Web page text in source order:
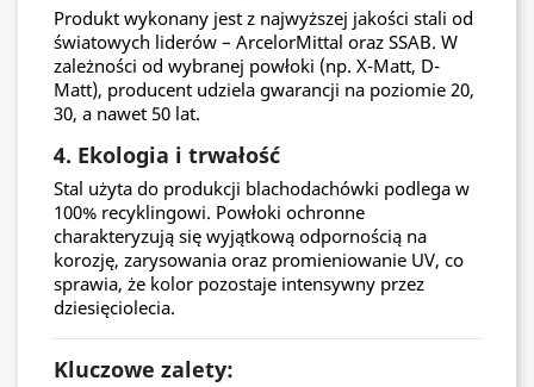
Produkt wykonany jest z najwyższej jakości stali od
światowych liderów – ArcelorMittal oraz SSAB. W
zależności od wybranej powłoki (np. X-Matt, D-
Matt), producent udziela gwarancji na poziomie 20,
30, a nawet 50 lat.
4. Ekologia i trwałość
Stal użyta do produkcji blachodachówki podlega w
100% recyklingowi. Powłoki ochronne
charakteryzują się wyjątkową odpornością na
korozję, zarysowania oraz promieniowanie UV, co
sprawia, że kolor pozostaje intensywny przez
dziesięciolecia.
Kluczowe zalety: